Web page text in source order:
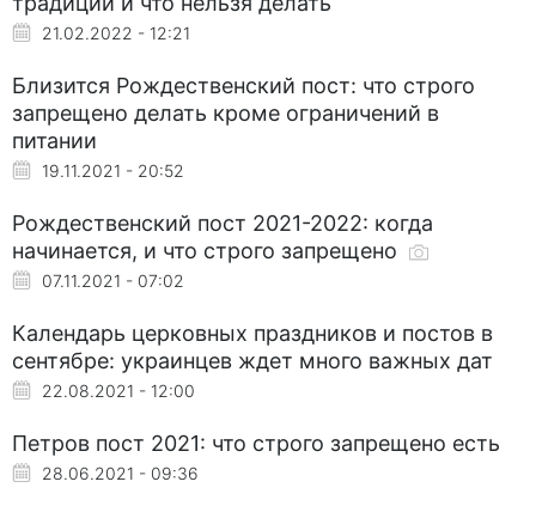
21.02.2022 - 12:21
Близится Рождественский пост: что строго
запрещено делать кроме ограничений в
питании
19.11.2021 - 20:52
Рождественский пост 2021-2022: когда
начинается, и что строго запрещено
07.11.2021 - 07:02
Календарь церковных праздников и постов в
сентябре: украинцев ждет много важных дат
22.08.2021 - 12:00
Петров пост 2021: что строго запрещено есть
28.06.2021 - 09:36